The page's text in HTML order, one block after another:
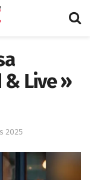
Live »
2025